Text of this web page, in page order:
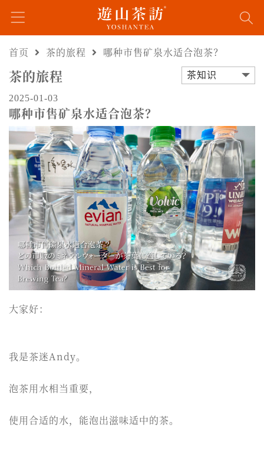
首页 茶的旅程 哪种市售矿泉水适合泡茶？
茶的旅程 茶知识
2025-01-03
哪种市售矿泉水适合泡茶？
大家好：
我是茶迷Andy。
泡茶用水相当重要，
使用合适的水，能泡出滋味适中的茶。